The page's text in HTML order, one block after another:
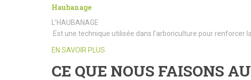
Haubanage
L’HAUBANAGE
Est une technique utilisée dans l’arboriculture pour renforcer
EN SAVOIR PLUS
CE QUE NOUS FAISONS